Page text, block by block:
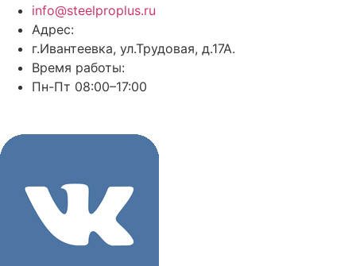
info@steelproplus.ru
Адрес:
г.Ивантеевка, ул.Трудовая, д.17А.
Время работы:
Пн-Пт 08:00–17:00